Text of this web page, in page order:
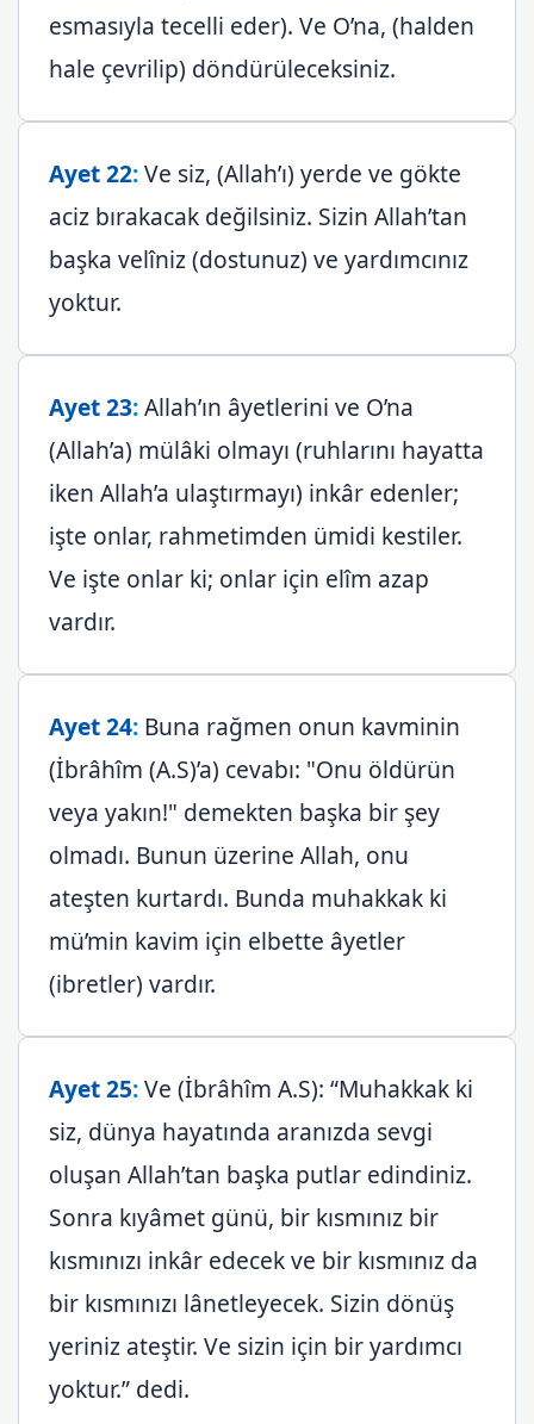
esmasıyla tecelli eder). Ve O’na, (halden
hale çevrilip) döndürüleceksiniz.
Ayet 22:Ve siz, (Allah’ı) yerde ve gökte
aciz bırakacak değilsiniz. Sizin Allah’tan
başka velîniz (dostunuz) ve yardımcınız
yoktur.
Ayet 23:Allah’ın âyetlerini ve O’na
(Allah’a) mülâki olmayı (ruhlarını hayatta
iken Allah’a ulaştırmayı) inkâr edenler;
işte onlar, rahmetimden ümidi kestiler.
Ve işte onlar ki; onlar için elîm azap
vardır.
Ayet 24: Buna rağmen onun kavminin
(İbrâhîm (A.S)’a) cevabı: "Onu öldürün
veya yakın!" demekten başka bir şey
olmadı. Bunun üzerine Allah, onu
ateşten kurtardı. Bunda muhakkak ki
mü’min kavim için elbette âyetler
(ibretler) vardır.
Ayet 25:Ve (İbrâhîm A.S): “Muhakkak ki
siz, dünya hayatında aranızda sevgi
oluşan Allah’tan başka putlar edindiniz.
Sonra kıyâmet günü, bir kısmınız bir
kısmınızı inkâr edecek ve bir kısmınız da
bir kısmınızı lânetleyecek. Sizin dönüş
yeriniz ateştir. Ve sizin için bir yardımcı
yoktur.” dedi.